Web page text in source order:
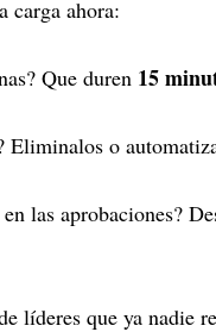
carga ahora:
Que duren 15
Eliminalos o
las aprobaciones?
líderes que ya nadie